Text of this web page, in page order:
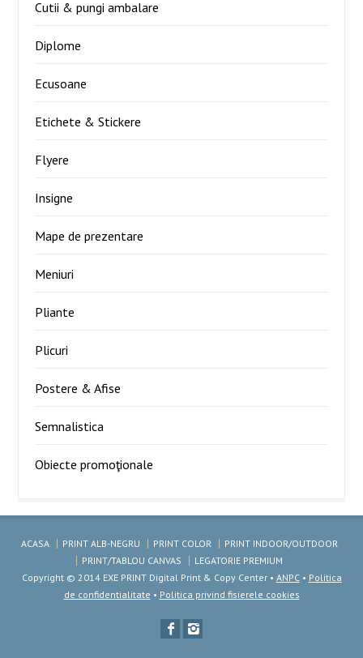
Cutii & pungi ambalare
Diplome
Ecusoane
Etichete & Stickere
Flyere
Insigne
Mape de prezentare
Meniuri
Pliante
Plicuri
Postere & Afise
Semnalistica
Obiecte promoţionale
ACASA PRINT ALB-NEGRU PRINT COLOR
PRINT INDOOR/OUTDOOR
PRINT/TABLOU CANVAS
LEGATORIE PREMIUM
Copyright © 2014 EXE PRINT Digital Print & Copy Center • ANPC• Politica
de confidentialitate • Politica privind fisierele cookies